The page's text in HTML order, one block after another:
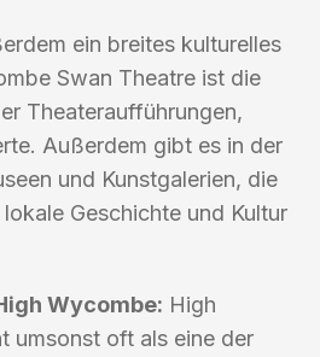
ein breites kulturelles
Swan Theatre ist die
Theateraufführungen,
Außerdem gibt es in der
und Kunstgalerien, die
Geschichte und Kultur
Wycombe: High
umsonst oft als eine der